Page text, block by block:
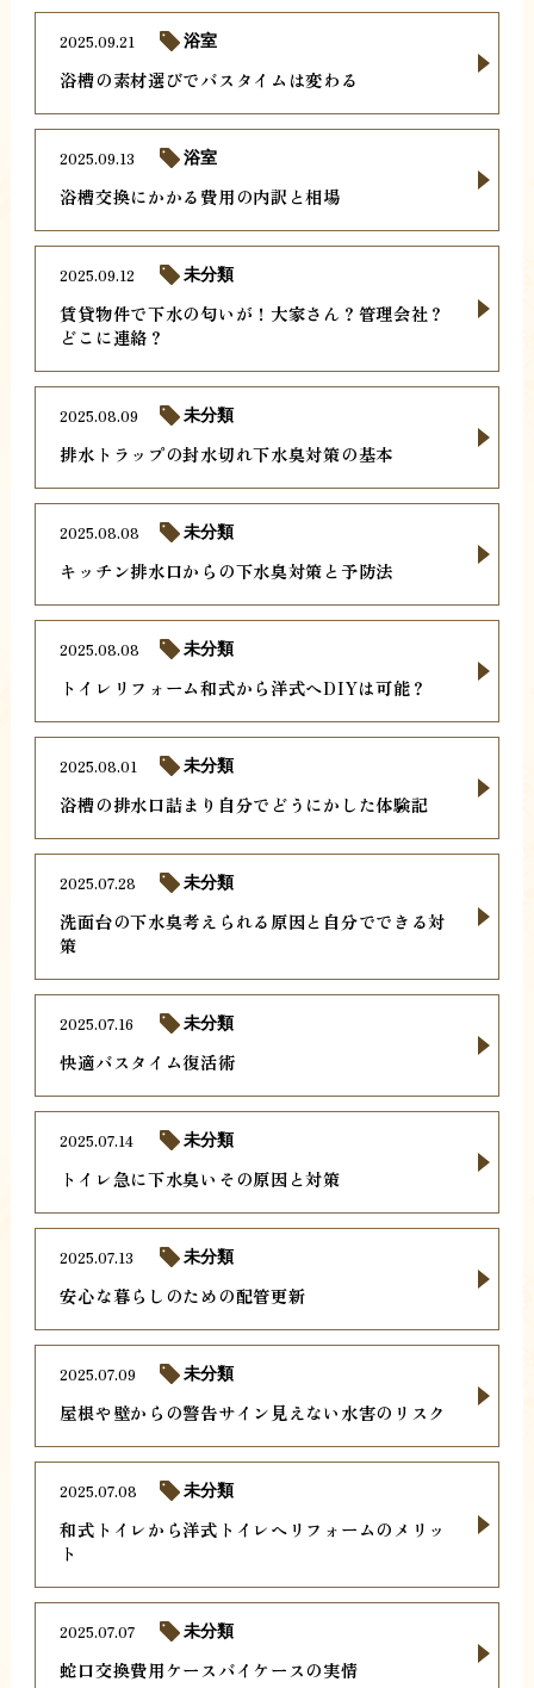
浴槽の素材選びでバスタイムは変わる
2025.09.21 浴室
浴槽交換にかかる費用の内訳と相場
2025.09.13 浴室
賃貸物件で下水の匂いが！大家さん？管理会社？
どこに連絡？
2025.09.12 未分類
排水トラップの封水切れ下水臭対策の基本
2025.08.09 未分類
キッチン排水口からの下水臭対策と予防法
2025.08.08 未分類
トイレリフォーム和式から洋式へDIYは可能？
2025.08.08 未分類
浴槽の排水口詰まり自分でどうにかした体験記
2025.08.01 未分類
洗面台の下水臭考えられる原因と自分でできる対
策
2025.07.28 未分類
快適バスタイム復活術
2025.07.16 未分類
トイレ急に下水臭いその原因と対策
2025.07.14 未分類
安心な暮らしのための配管更新
2025.07.13 未分類
屋根や壁からの警告サイン見えない水害のリスク
2025.07.09 未分類
和式トイレから洋式トイレへリフォームのメリッ
ト
2025.07.08 未分類
蛇口交換費用ケースバイケースの実情
2025.07.07 未分類